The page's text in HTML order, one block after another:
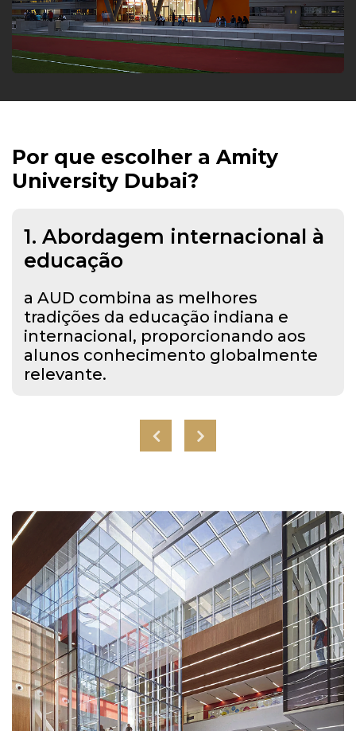
Por que escolher a Amity
University Dubai?
1. Abordagem internacional à
educação
a AUD combina as melhores
tradições da educação indiana e
internacional, proporcionando aos
alunos conhecimento globalmente
relevante.